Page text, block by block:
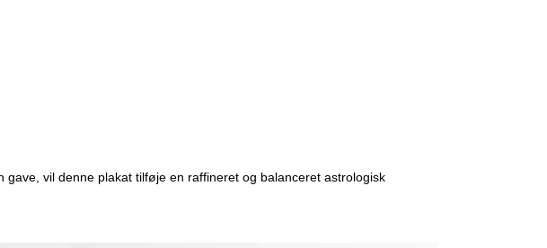
gave, vil denne plakat tilføje en raffineret og balanceret astrologisk